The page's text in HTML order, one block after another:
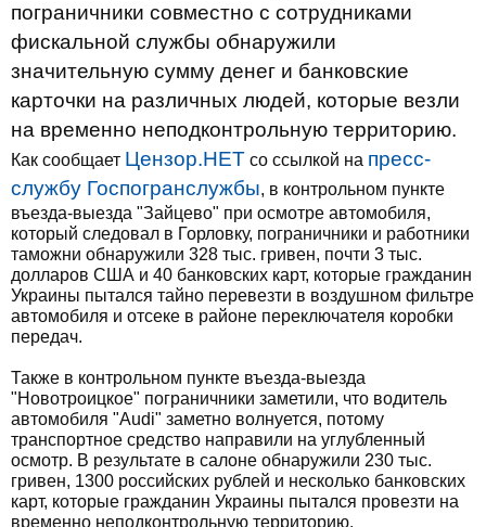
пограничники совместно с сотрудниками
фискальной службы обнаружили
значительную сумму денег и банковские
карточки на различных людей, которые везли
на временно неподконтрольную территорию.
Как сообщает Цензор.НЕТ со ссылкой на пресс-
службу Госпогранслужбы, в контрольном пункте
въезда-выезда "Зайцево" при осмотре автомобиля,
который следовал в Горловку, пограничники и работники
таможни обнаружили 328 тыс. гривен, почти 3 тыс.
долларов США и 40 банковских карт, которые гражданин
Украины пытался тайно перевезти в воздушном фильтре
автомобиля и отсеке в районе переключателя коробки
передач.
Также в контрольном пункте въезда-выезда
"Новотроицкое" пограничники заметили, что водитель
автомобиля "Audi" заметно волнуется, потому
транспортное средство направили на углубленный
осмотр. В результате в салоне обнаружили 230 тыс.
гривен, 1300 российских рублей и несколько банковских
карт, которые гражданин Украины пытался провезти на
временно неподконтрольную территорию.